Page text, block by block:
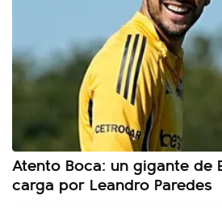
Atento Boca: un gigante de
carga por Leandro Paredes